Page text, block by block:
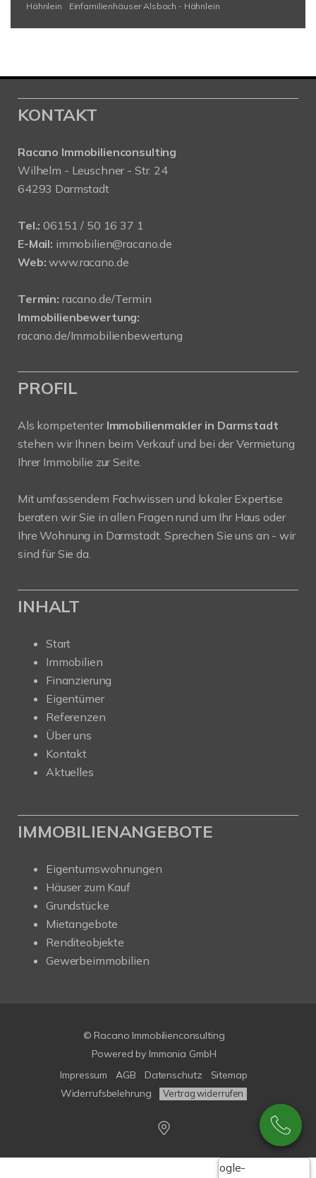
Hähnlein
Einfamilienhäuser Alsbach - Hähnlein
KONTAKT
Racano Immobilienconsulting
Wilhelm - Leuschner - Str. 24
64293 Darmstadt
Tel.: 06151 / 50 16 37 1
E-Mail: immobilien@racano.de
Web: www.racano.de
Termin: racano.de/Termin
Immobilienbewertung:
racano.de/Immobilienbewertung
PROFIL
Als kompetenter Immobilienmakler in Darmstadt
stehen wir Ihnen beim Verkauf und bei der Vermietung
Ihrer Immobilie zur Seite.
Mit umfassendem Fachwissen und lokaler Expertise
beraten wir Sie in allen Fragen rund um Ihr Haus oder
Ihre Wohnung in Darmstadt. Sprechen Sie uns an - wir
sind für Sie da.
INHALT
Start
Immobilien
Finanzierung
Eigentümer
Referenzen
Über uns
Kontakt
Aktuelles
IMMOBILIENANGEBOTE
Eigentumswohnungen
Häuser zum Kauf
Grundstücke
Mietangebote
Renditeobjekte
Gewerbeimmobilien
© Racano Immobilienconsulting
Powered by Immonia GmbH
Impressum
AGB Datenschutz
Sitemap
Widerrufsbelehrung
Vertrag widerrufen
Google-